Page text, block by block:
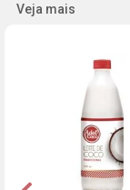
Veja mais